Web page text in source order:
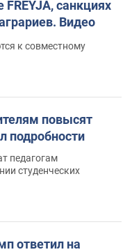
FREYJA, санкциях
Видео
к совместному
повысят
подробности
педагогам
студенческих
ответил на